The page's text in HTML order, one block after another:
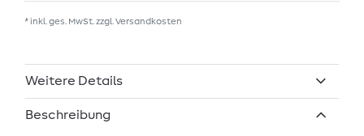
* inkl. ges. MwSt. zzgl. Versandkosten
Weitere Details
Beschreibung